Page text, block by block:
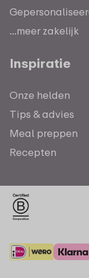
...meer zakelijk
Inspiratie
Onze helden
Tips & advies
Meal preppen
Recepten